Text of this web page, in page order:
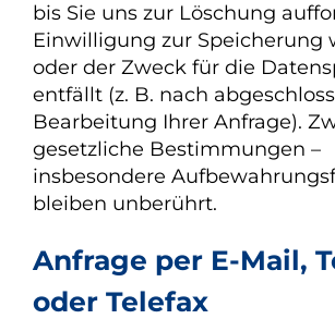
bis Sie uns zur Löschung
Einwilligung zur Speicherung
oder der Zweck für die
entfällt (z. B. nach
Bearbeitung Ihrer Anfrage).
gesetzliche Bestimmungen –
insbesondere
bleiben unberührt.
Anfrage per E-Mail,
oder Telefax